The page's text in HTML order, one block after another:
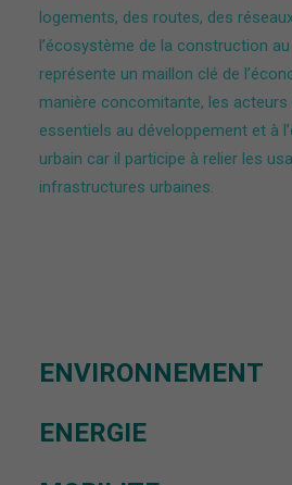
logements, des routes, des
l’écosystème de la construction
représente un maillon clé de
manière concomitante, les acteurs
essentiels au développement et à
urbain car il participe à relier les
infrastructures urbaines.
ENVIRONNEMENT
ENERGIE